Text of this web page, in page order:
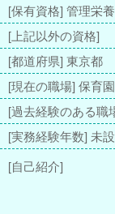
[保有資格] 管理栄
[上記以外の資格]
[都道府県] 東京都
[現在の職場] 保育
[過去経験のある職
[実務経験年数] 未
[自己紹介]